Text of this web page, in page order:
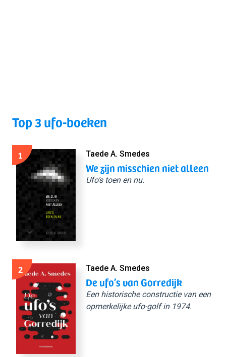
Top 3 ufo-boeken
1 Taede A. Smedes
We zijn misschien niet alleen
Ufo’s toen en nu.
2 Taede A. Smedes
De ufo’s van Gorredijk
Een historische constructie van een
opmerkelijke ufo-golf in 1974.